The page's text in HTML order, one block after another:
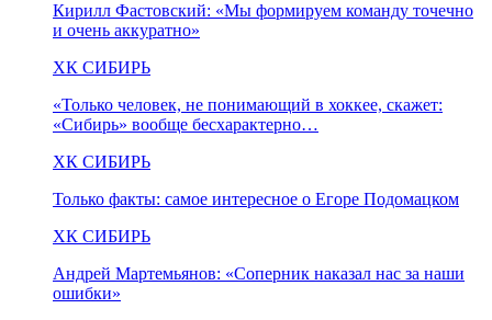
Кирилл Фастовский: «Мы формируем команду точечно
и очень аккуратно»
ХК СИБИРЬ
«Только человек, не понимающий в хоккее, скажет:
«Сибирь» вообще бесхарактерно…
ХК СИБИРЬ
Только факты: самое интересное о Егоре Подомацком
ХК СИБИРЬ
Андрей Мартемьянов: «Соперник наказал нас за наши
ошибки»